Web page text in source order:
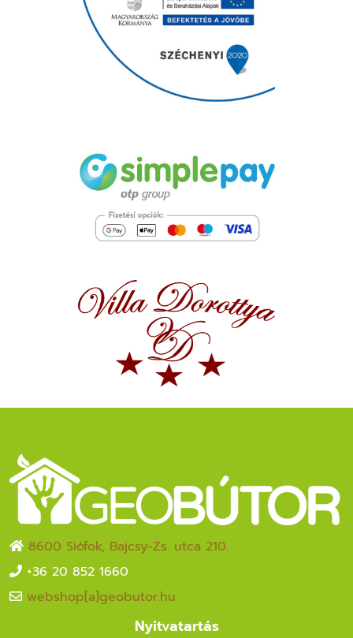
8600 Siófok, Bajcsy-Zs. utca 210.
+36 20 852 1660
webshop[a]geobutor.hu
Nyitvatartás